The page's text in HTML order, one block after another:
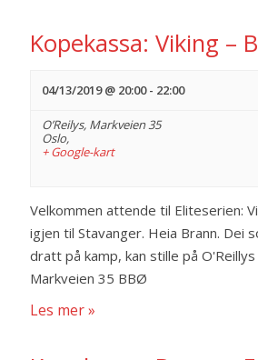
a
r
c
h
a
n
d
V
s
N
a
v
i
g
a
t
i
Kopekassa: Viking –
04/13/2019 @ 20:00- 22:00
O’Reilys, Markveien 35
Oslo,
+ Google-kart
Velkommen attende til Eliteserien:
igjen til Stavanger. Heia Brann. Dei
dratt på kamp, kan stille på O'Reillys
Markveien 35 BBØ
Les mer »